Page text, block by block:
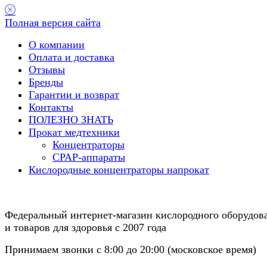
Полная версия сайта
О компании
Оплата и доставка
Отзывы
Бренды
Гарантии и возврат
Контакты
ПОЛЕЗНО ЗНАТЬ
Прокат медтехники
Концентраторы
CPAP-аппараты
Кислородные концентраторы напрокат
Федеральный интернет-магазин кислородного
и товаров для здоровья с 2007 года
Принимаем звонки с 8:00 до 20:00 (московское время)